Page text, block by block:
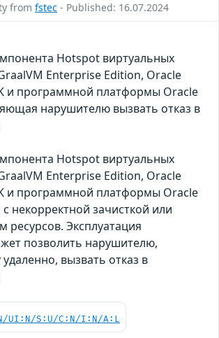
from fstec - Published: 16.07.2024
Hotspot виртуальных
Enterprise Edition, Oracle
и программной платформы Oracle
нарушителю вызвать отказ в
Hotspot виртуальных
Enterprise Edition, Oracle
и программной платформы Oracle
с некорректной зачисткой или
ресурсов. Эксплуатация
позволить нарушителю,
вызвать отказ в
UI:N/S:U/C:N/I:N/A:L